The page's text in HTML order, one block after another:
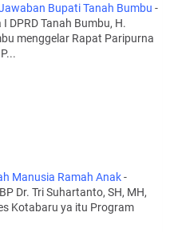
Bupati Tanah Bumbu -
DPRD Tanah Bumbu, H.
menggelar Rapat Paripurna
Manusia Ramah Anak-
Dr. Tri Suhartanto, SH, MH,
Kotabaru ya itu Program